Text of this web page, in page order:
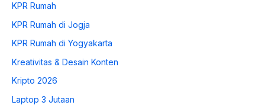
KPR Rumah
KPR Rumah di Jogja
KPR Rumah di Yogyakarta
Kreativitas & Desain Konten
Kripto 2026
Laptop 3 Jutaan